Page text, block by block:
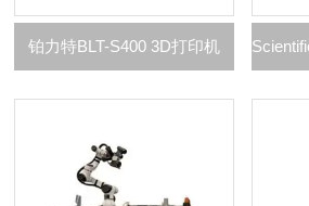
铂力特BLT-S400 3D打印机